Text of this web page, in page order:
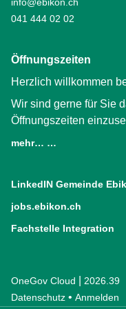
041 444 02 02
Öffnungszeiten
Herzlich willkommen
Wir sind gerne für Sie
Öffnungszeiten
mehr… …
LinkedIN Gemeinde
jobs.ebikon.ch
Fachstelle Integration
OneGov Cloud (External
2026.39
Datenschutz (External Link)
Anmelden